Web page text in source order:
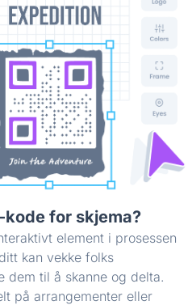
kode for skjema?
element i prosessen
kan vekke folks
dem til å skanne og delta.
på arrangementer eller